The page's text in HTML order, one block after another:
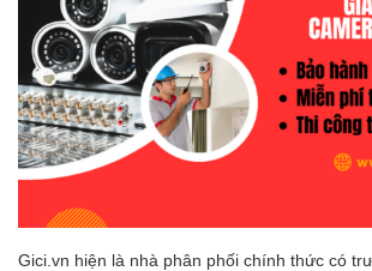
Gici.vn hiện là nhà phân phối chính thức có